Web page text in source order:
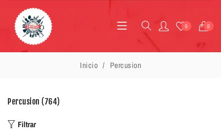
0 0
Inicio Percusion
Percusion (764)
Filtrar